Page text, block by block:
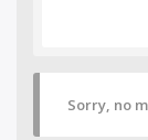
Sorry, no